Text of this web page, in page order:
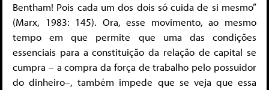
Bentham! Pois cada um dos dois só cuida de si mesmo”
(Marx, 1983: 145). Ora, esse movimento, ao mesmo
tempo em que permite que uma das condições
essenciais para a constituição da relação de capital se
cumpra – a compra da força de trabalho pelo possuidor
do dinheiro–, também impede que se veja que essa